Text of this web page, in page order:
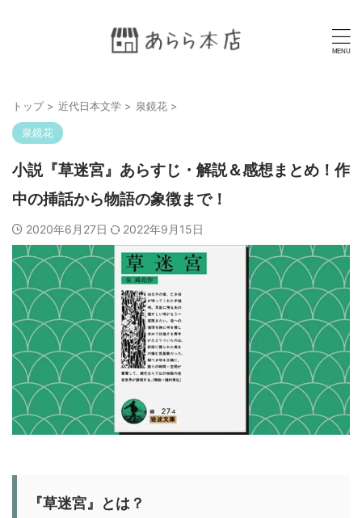
トップ > 近代日本文学 > 泉鏡花 >
泉鏡花
小説『草迷宮』あらすじ・解説＆感想まとめ！作
中の挿話から物語の象徴まで！
2020年6月27日 2022年9月15日
『草迷宮』とは？